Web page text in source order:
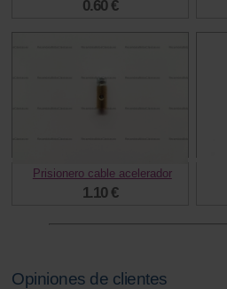
0.60 €
Prisionero cable acelerador
1.10 €
Opiniones de clientes